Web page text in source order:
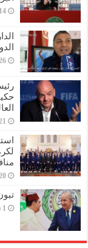
14 مارس,2023
26
21
20
1 نوفمبر,2022